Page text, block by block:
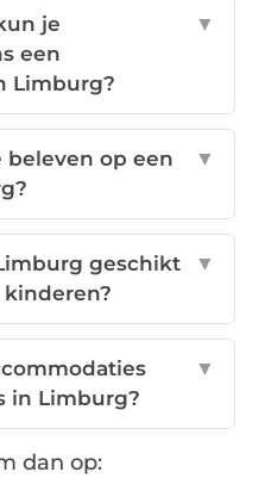
je
een
Limburg?
▼
beleven op een
▼
geschikt
▼
in Limburg?
▼
dan op: